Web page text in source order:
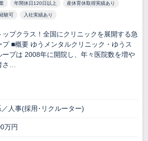
年間休日120日以上 産休育休取得実績あり
験可 入社実績あり
ップクラス！全国にクリニックを展開する急
■概要 ゆうメンタルクリニック・ゆうス
ープは 2008年に開院し、年々医院数を増や
さ…
人事(採用･リクルーター)
万円